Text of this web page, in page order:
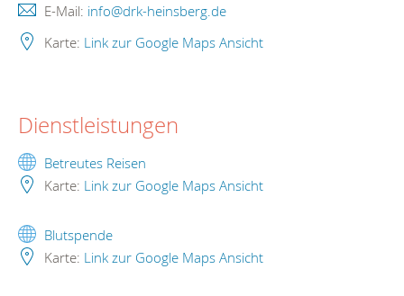
E-Mail: info@drk-heinsberg.de
Karte: Link zur Google Maps Ansicht
Dienstleistungen
Betreutes Reisen
Karte: Link zur Google Maps Ansicht
Blutspende
Karte: Link zur Google Maps Ansicht